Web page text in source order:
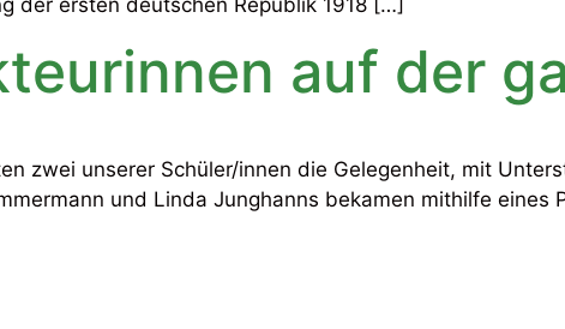
auf der
zwei unserer Schüler/innen die Gelegenheit, mit
und Linda Junghanns bekamen mithilfe eines